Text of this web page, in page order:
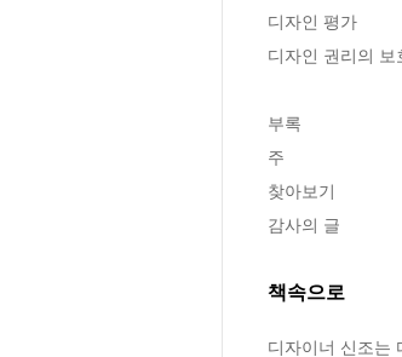
디자인 평가
디자인 권리의 보
부록
주
찾아보기
감사의 글
책속으로
디자이너 신조는